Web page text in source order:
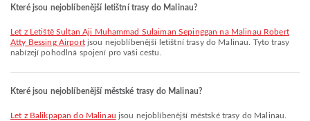
Které jsou nejoblíbenější letištní trasy do Malinau?
let z Letiště Sultan Aji Muhammad Sulaiman Sepinggan na Malinau Robert
Atty Bessing Airportjsou nejoblíbenější letištní trasy do Malinau. Tyto trasy
nabízejí pohodlná spojení pro vaši cestu.
Které jsou nejoblíbenější městské trasy do Malinau?
let z Balikpapan do Malinau jsou nejoblíbenější městské trasy do Malinau.